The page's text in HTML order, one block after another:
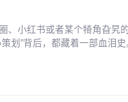
小红书或者某个犄角旮旯
划”背后，都藏着一部血泪